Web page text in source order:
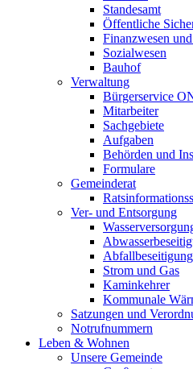
Standesamt
Öffentliche
Finanzwesen
Sozialwesen
Bauhof
Verwaltung
Bürgerservice
Mitarbeiter
Sachgebiete
Aufgaben
Behörden und
Formulare
Gemeinderat
Ver- und Entsorgung
Abfallbeseitigung
Strom und Gas
Kaminkehrer
Kommunale
Satzungen und
Notrufnummern
Leben & Wohnen
Unsere Gemeinde